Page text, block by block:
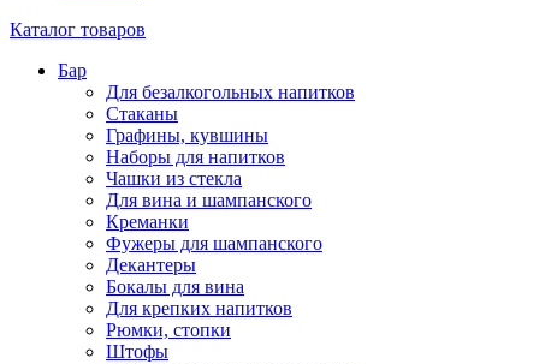
Каталог товаров
Бар
Для безалкогольных напитков
Стаканы
Графины, кувшины
Наборы для напитков
Чашки из стекла
Для вина и шампанского
Креманки
Фужеры для шампанского
Декантеры
Бокалы для вина
Для крепких напитков
Рюмки, стопки
Штофы